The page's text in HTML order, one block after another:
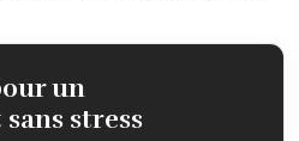
un
stress